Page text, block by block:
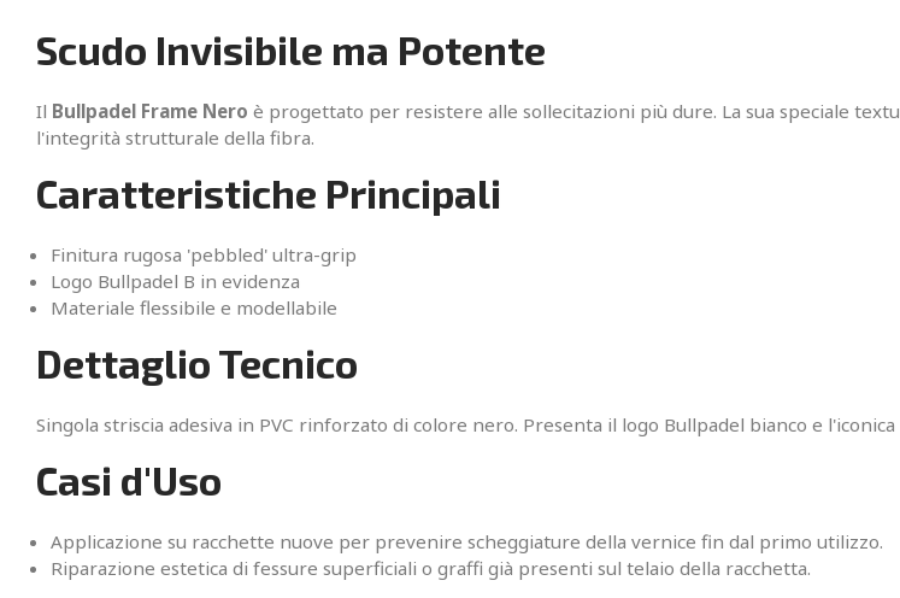
Scudo Invisibile ma Potente
Il Bullpadel Frame Nero è progettato per resistere alle sollecitazioni più dure. La sua speciale
l'integrità strutturale della fibra.
Caratteristiche Principali
Finitura rugosa 'pebbled' ultra-grip
Logo Bullpadel B in evidenza
Materiale flessibile e modellabile
Dettaglio Tecnico
Singola striscia adesiva in PVC rinforzato di colore nero. Presenta il logo Bullpadel bianco e
Casi d'Uso
Applicazione su racchette nuove per prevenire scheggiature della vernice fin dal primo utilizzo.
Riparazione estetica di fessure superficiali o graffi già presenti sul telaio della racchetta.